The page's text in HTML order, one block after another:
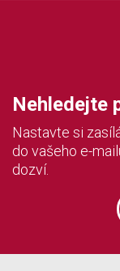
Nehledejte
Nastavte si
do vašeho e-
dozví.